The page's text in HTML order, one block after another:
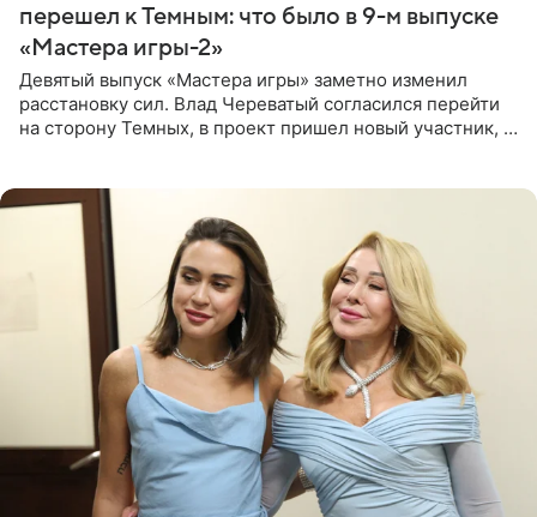
перешел к Темным: что было в 9-м выпуске
«Мастера игры-2»
Девятый выпуск «Мастера игры» заметно изменил
расстановку сил. Влад Череватый согласился перейти
на сторону Темных, в проект пришел новый участник, а